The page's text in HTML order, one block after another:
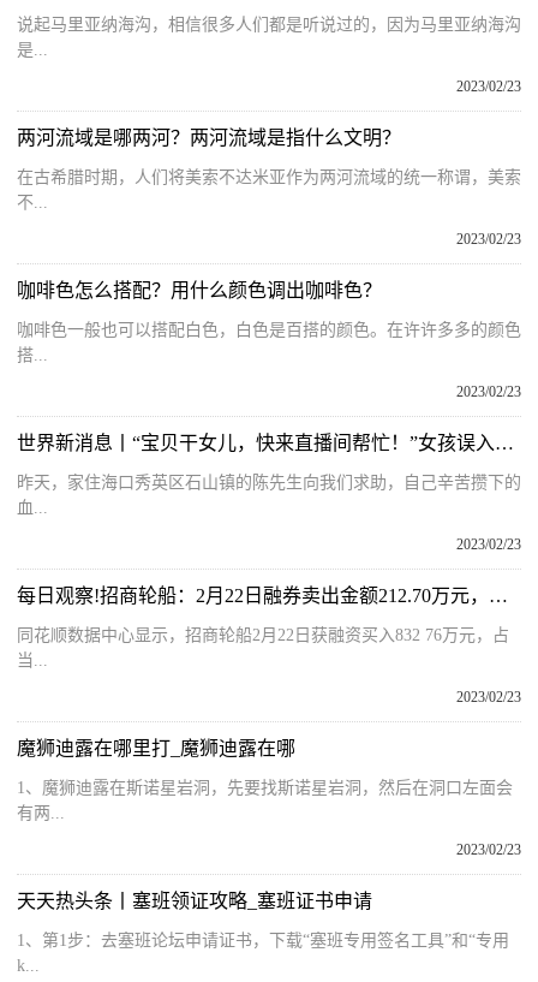
说起马里亚纳海沟，相信很多人们都是听说过的，因为马里亚纳海沟
是...
2023/02/23
两河流域是哪两河？两河流域是指什么文明？
在古希腊时期，人们将美索不达米亚作为两河流域的统一称谓，美索
不...
2023/02/23
咖啡色怎么搭配？用什么颜色调出咖啡色？
咖啡色一般也可以搭配白色，白色是百搭的颜色。在许许多多的颜色
搭...
2023/02/23
世界新消息丨“宝贝干女儿，快来直播间帮忙！”女孩误入直播间，用父亲银行账户打赏主播8万元
昨天，家住海口秀英区石山镇的陈先生向我们求助，自己辛苦攒下的
血...
2023/02/23
每日观察!招商轮船：2月22日融券卖出金额212.70万元，占当日流出金额的1.88%
同花顺数据中心显示，招商轮船2月22日获融资买入832 76万元，占
当...
2023/02/23
魔狮迪露在哪里打_魔狮迪露在哪
1、魔狮迪露在斯诺星岩洞，先要找斯诺星岩洞，然后在洞口左面会
有两...
2023/02/23
天天热头条丨塞班领证攻略_塞班证书申请
1、第1步：去塞班论坛申请证书，下载“塞班专用签名工具”和“专用
k...